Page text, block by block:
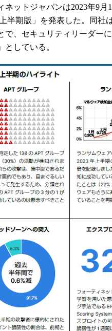
ットジャパンは2023年9月
半期版」を発表した。同社
で、セキュリティリーダー
としている。